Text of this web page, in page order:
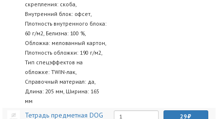
скрепления: скоба,
Внутренний блок: офсет,
Плотность внутренного блока:
60 г/м2, Белизна: 100 %,
Обложка: мелованный картон,
Плотность обложки: 190 г/м2,
Тип спецэффектов на
обложке: TWIN-лак,
Справочный материал: да,
Длина: 205 мм, Ширина: 165
мм
Тетрадь предметная DOG
29